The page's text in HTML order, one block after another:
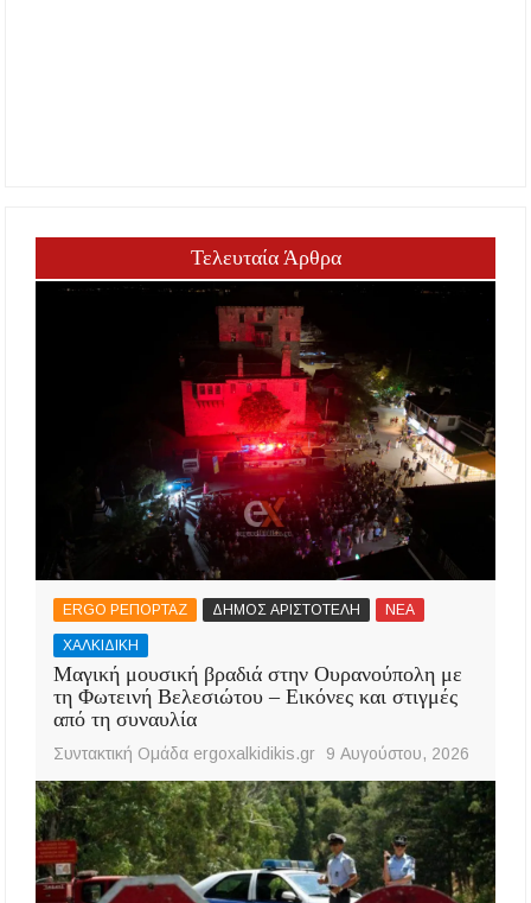
Τελευταία Άρθρα
ERGO ΡΕΠΟΡΤΑΖ ΔΗΜΟΣ ΑΡΙΣΤΟΤΕΛΗ ΝΕΑ
ΧΑΛΚΙΔΙΚΗ
Μαγική μουσική βραδιά στην Ουρανούπολη με
τη Φωτεινή Βελεσιώτου – Εικόνες και στιγμές
από τη συναυλία
Συντακτική Ομάδα ergoxalkidikis.gr 9 Αυγούστου, 2026